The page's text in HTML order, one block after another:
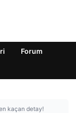
Forum
kaçan detay!